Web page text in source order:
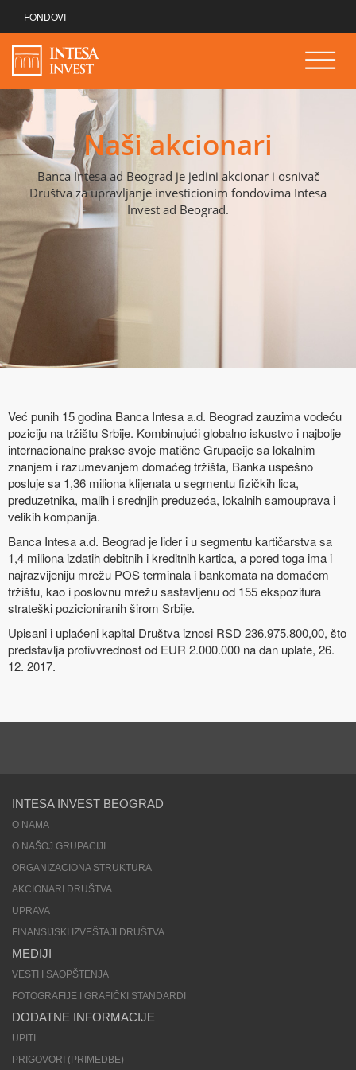
FONDOVI
Naši akcionari
Banca Intesa ad Beograd je jedini akcionar i osnivač
Društva za upravljanje investicionim fondovima Intesa
Invest ad Beograd.
Već punih 15 godina Banca Intesa a.d. Beograd zauzima vodeću
poziciju na tržištu Srbije. Kombinujući globalno iskustvo i najbolje
internacionalne prakse svoje matične Grupacije sa lokalnim
znanjem i razumevanjem domaćeg tržišta, Banka uspešno
posluje sa 1,36 miliona klijenata u segmentu fizičkih lica,
preduzetnika, malih i srednjih preduzeća, lokalnih samouprava i
velikih kompanija.
Banca Intesa a.d. Beograd je lider i u segmentu kartičarstva sa
1,4 miliona izdatih debitnih i kreditnih kartica, a pored toga ima i
najrazvijeniju mrežu POS terminala i bankomata na domaćem
tržištu, kao i poslovnu mrežu sastavljenu od 155 ekspozitura
strateški pozicioniranih širom Srbije.
Upisani i uplaćeni kapital Društva iznosi RSD 236.975.800,00, što
predstavlja protivvrednost od EUR 2.000.000 na dan uplate, 26.
12. 2017.
INTESA INVEST BEOGRAD
O NAMA
O NAŠOJ GRUPACIJI
ORGANIZACIONA STRUKTURA
AKCIONARI DRUŠTVA
UPRAVA
FINANSIJSKI IZVEŠTAJI DRUŠTVA
MEDIJI
VESTI I SAOPŠTENJA
FOTOGRAFIJE I GRAFIČKI STANDARDI
DODATNE INFORMACIJE
UPITI
PRIGOVORI (PRIMEDBE)